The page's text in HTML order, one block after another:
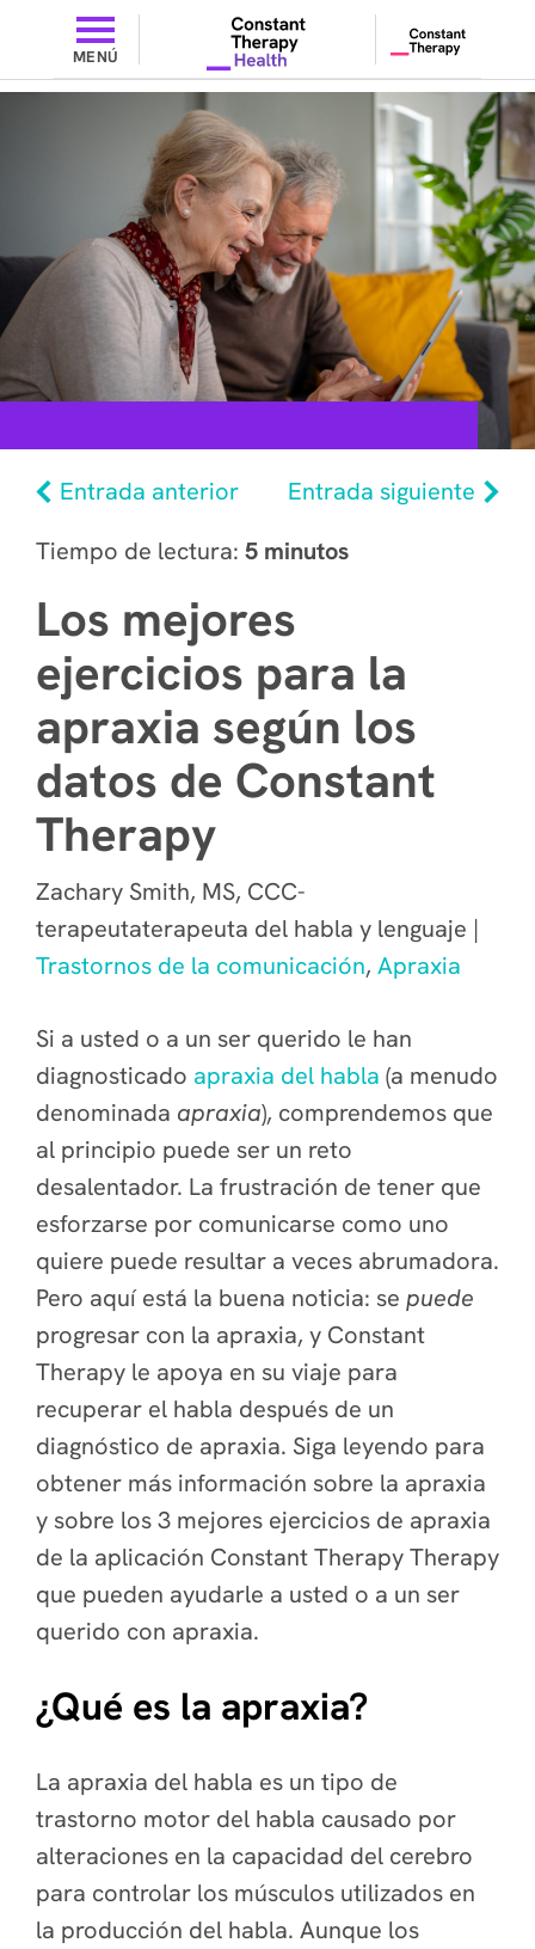
MENÚ
Entrada anterior
Entrada siguiente
Tiempo de lectura: 5 minutos
Los mejores
ejercicios para la
apraxia según los
datos de Constant
Therapy
Zachary Smith, MS, CCC-
terapeutaterapeuta del habla y lenguaje |
Trastornos de la comunicación, Apraxia
Si a usted o a un ser querido le han
diagnosticado apraxia del habla (a menudo
denominada apraxia), comprendemos que
al principio puede ser un reto
desalentador. La frustración de tener que
esforzarse por comunicarse como uno
quiere puede resultar a veces abrumadora.
Pero aquí está la buena noticia: se puede
progresar con la apraxia, y Constant
Therapy le apoya en su viaje para
recuperar el habla después de un
diagnóstico de apraxia. Siga leyendo para
obtener más información sobre la apraxia
y sobre los 3 mejores ejercicios de apraxia
de la aplicación Constant Therapy Therapy
que pueden ayudarle a usted o a un ser
querido con apraxia.
¿Qué es la apraxia?
La apraxia del habla es un tipo de
trastorno motor del habla causado por
alteraciones en la capacidad del cerebro
para controlar los músculos utilizados en
la producción del habla. Aunque los